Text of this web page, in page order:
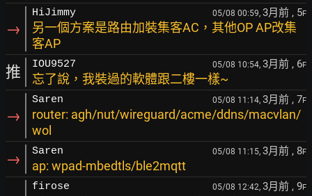
→
HiJimmy 05/08 00:59, 3月前 , 5F
另一個方案是路由加裝集客AC，其他OP AP改集
客AP
推 IOU9527 05/08 10:54, 3月前 , 6F
忘了說，我裝過的軟體跟二樓一樣~
→
Saren 05/08 11:14, 3月前 , 7F
router: agh/nut/wireguard/acme/ddns/macvlan/
wol
→ Saren 05/08 11:15, 3月前 , 8F
ap: wpad-mbedtls/ble2mqtt
firose 05/08 12:42, 3月前 , 9F